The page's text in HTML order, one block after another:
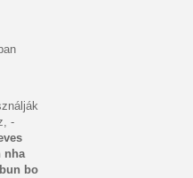
-
nha
bun bo